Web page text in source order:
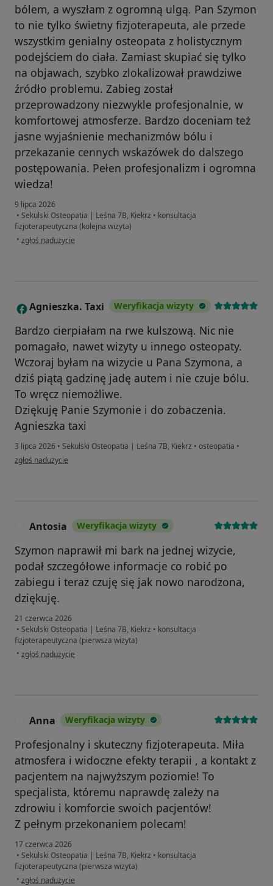
bólem, a wyszłam z ogromną ulgą. Pan Szymon
to nie tylko świetny fizjoterapeuta, ale przede
wszystkim genialny osteopata z holistycznym
podejściem do ciała. Zamiast skupiać się tylko
na objawach, szybko zlokalizował prawdziwe
źródło problemu. Zabieg został
przeprowadzony niezwykle profesjonalnie, w
komfortowej atmosferze. Bardzo doceniam też
jasne wyjaśnienie mechanizmów bólu i
przekazanie cennych wskazówek do dalszego
postępowania. Pełen profesjonalizm i ogromna
wiedza!
9 lipca 2026
• Sekulski Osteopatia | Leśna 7B, Kiekrz • konsultacja
fizjoterapeutyczna (kolejna wizyta)
• w opinii użytkownika Anetta
zgłoś nadużycie
A Agnieszka. Taxi Weryfikacja wizyty
Bardzo cierpiałam na rwe kulszową. Nic nie
pomagało, nawet wizyty u innego osteopaty.
Wczoraj byłam na wizycie u Pana Szymona, a
dziś piątą gadzinę jadę autem i nie czuje bólu.
To wręcz niemożliwe.
Dziękuję Panie Szymonie i do zobaczenia.
Agnieszka taxi
3 lipca 2026 • Sekulski Osteopatia | Leśna 7B, Kiekrz • osteopatia •
w opinii użytkownika Agnieszka. Taxi
zgłoś nadużycie
Antosia Weryfikacja wizyty
Szymon naprawił mi bark na jednej wizycie,
podał szczegółowe informacje co robić po
zabiegu i teraz czuję się jak nowo narodzona,
dziękuję.
21 czerwca 2026
• Sekulski Osteopatia | Leśna 7B, Kiekrz • konsultacja
fizjoterapeutyczna (pierwsza wizyta)
• w opinii użytkownika Antosia
zgłoś nadużycie
Anna Weryfikacja wizyty
Profesjonalny i skuteczny fizjoterapeuta. Miła
atmosfera i widoczne efekty terapii , a kontakt z
pacjentem na najwyższym poziomie! To
specjalista, któremu naprawdę zależy na
zdrowiu i komforcie swoich pacjentów!
Z pełnym przekonaniem polecam!
17 czerwca 2026
• Sekulski Osteopatia | Leśna 7B, Kiekrz • konsultacja
fizjoterapeutyczna (pierwsza wizyta)
• w opinii użytkownika Anna
zgłoś nadużycie